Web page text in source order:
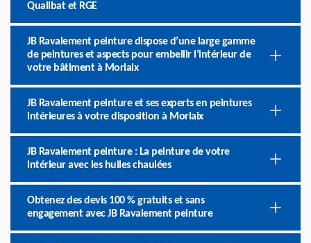
Qualibat et RGE
JB Ravalement peinture dispose d’une large gamme
de peintures et aspects pour embellir l’intérieur de
votre bâtiment à Morlaix
JB Ravalement peinture et ses experts en peintures
intérieures à votre disposition à Morlaix
JB Ravalement peinture : La peinture de votre
intérieur avec les huiles chaulées
Obtenez des devis 100 % gratuits et sans
engagement avec JB Ravalement peinture